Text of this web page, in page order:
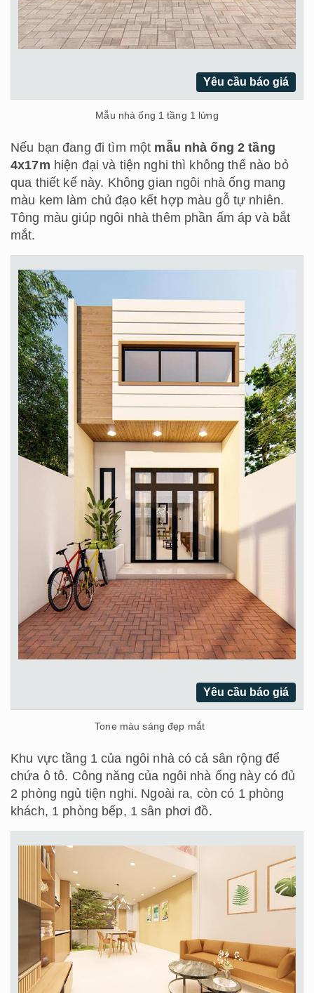
Yêu cầu báo giá
Mẫu nhà ống 1 tầng 1 lửng
Nếu bạn đang đi tìm một mẫu nhà ống 2 tầng
4x17m hiện đại và tiện nghi thì không thể nào bỏ
qua thiết kế này. Không gian ngôi nhà ống mang
màu kem làm chủ đạo kết hợp màu gỗ tự nhiên.
Tông màu giúp ngôi nhà thêm phần ấm áp và bắt
mắt.
Yêu cầu báo giá
Tone màu sáng đẹp mắt
Khu vực tầng 1 của ngôi nhà có cả sân rộng để
chứa ô tô. Công năng của ngôi nhà ống này có đủ
2 phòng ngủ tiện nghi. Ngoài ra, còn có 1 phòng
khách, 1 phòng bếp, 1 sân phơi đồ.